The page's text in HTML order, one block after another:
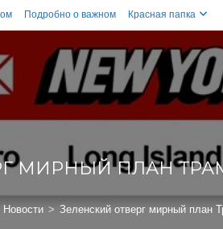
Подробно о важном Красная папка
МИРНЫЙ ПЛАН
Новости > Зеленский отверг мирный план